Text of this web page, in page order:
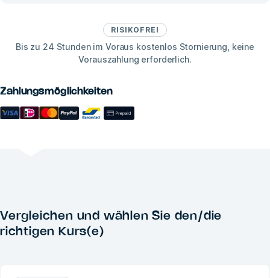
RISIKOFREI
Bis zu 24 Stunden im Voraus kostenlos Stornierung, keine
Vorauszahlung erforderlich.
Zahlungsmöglichkeiten
Vergleichen und wählen Sie den/die
richtigen Kurs(e)